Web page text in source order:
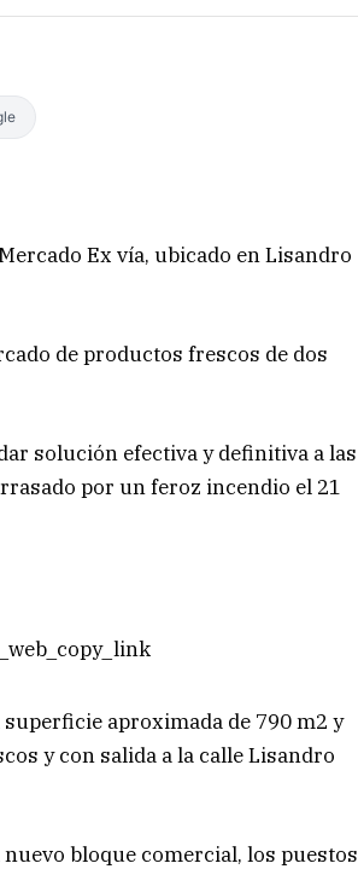
Ex vía, ubicado en Lisandro
de productos frescos de dos
solución efectiva y definitiva a las
por un feroz incendio el 21
aproximada de 790 m2 y
y con salida a la calle Lisandro
bloque comercial, los puestos